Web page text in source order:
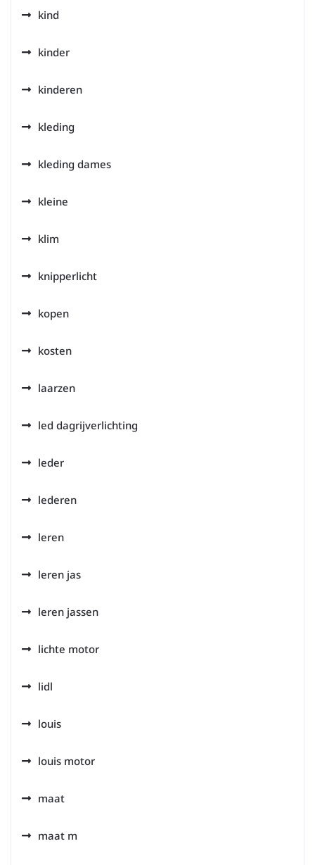
kind
kinder
kinderen
kleding
kleding dames
kleine
klim
knipperlicht
kopen
kosten
laarzen
led dagrijverlichting
leder
lederen
leren
leren jas
leren jassen
lichte motor
lidl
louis
louis motor
maat
maat m